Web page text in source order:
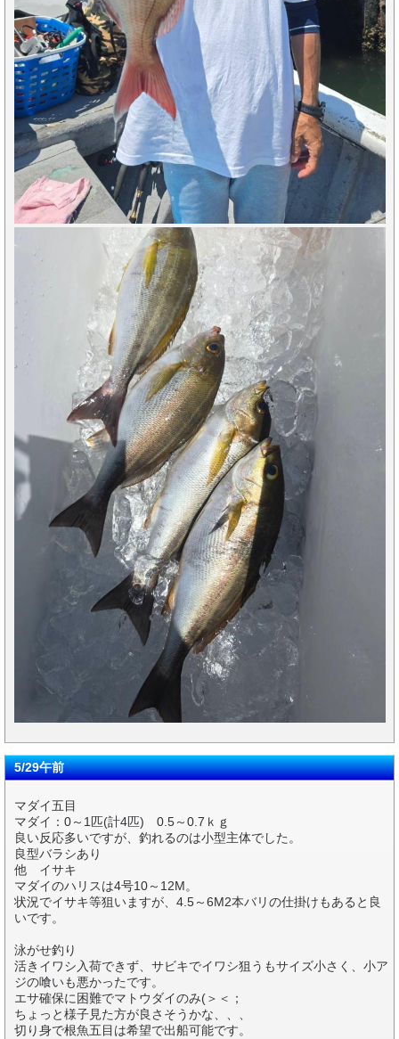
5/29午前
マダイ五目
マダイ：0～1匹(計4匹) 0.5～0.7ｋｇ
良い反応多いですが、釣れるのは小型主体でした。
良型バラシあり
他 イサキ
マダイのハリスは4号10～12M。
状況でイサキ等狙いますが、4.5～6M2本バリの仕掛けもあると良
いです。
泳がせ釣り
活きイワシ入荷できず、サビキでイワシ狙うもサイズ小さく、小ア
ジの喰いも悪かったです。
エサ確保に困難でマトウダイのみ(＞＜；
ちょっと様子見た方が良さそうかな、、、
切り身で根魚五目は希望で出船可能です。